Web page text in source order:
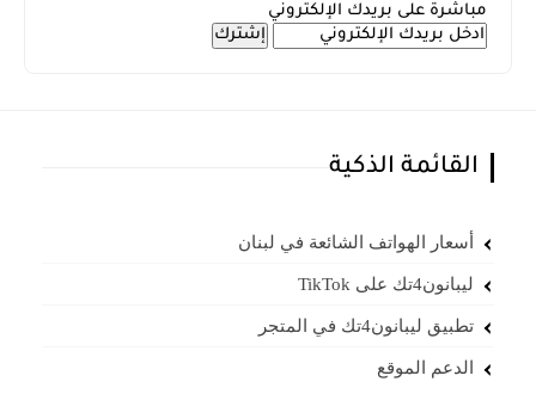
مباشرة على بريدك الإلكتروني
القائمة الذكية
أسعار الهواتف الشائعة في لبنان
ليبانون4تك على TikTok
تطبيق ليبانون4تك في المتجر
الدعم الموقع